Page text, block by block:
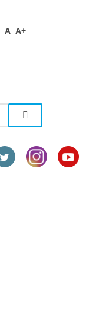
A A+